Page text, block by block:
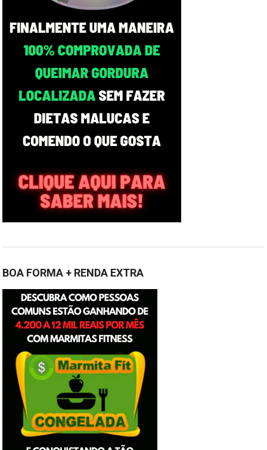
BOA FORMA + RENDA EXTRA